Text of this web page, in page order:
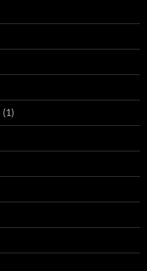
(1)